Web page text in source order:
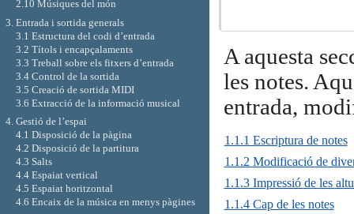
A aquesta
les notes.
entrada,
1.1.1 Escriptura de notes
1.1.2 Modificació de
1.1.3 Impressió de les
1.1.4 Cap de les notes
2.10 Músiques del món
3. Entrada i sortida generals
3.1 Estructura del codi d’entrada
3.2 Títols i encapçalaments
3.3 Treball sobre els fitxers d’entrada
3.4 Control de la sortida
3.5 Creació de sortida MIDI
3.6 Extracció de la informació musical
4. Gestió de l’espai
4.1 Disposició de la pàgina
4.2 Disposició de la partitura
4.3 Salts
4.4 Espaiat vertical
4.5 Espaiat horitzontal
4.6 Encaix de la música en menys pàgines